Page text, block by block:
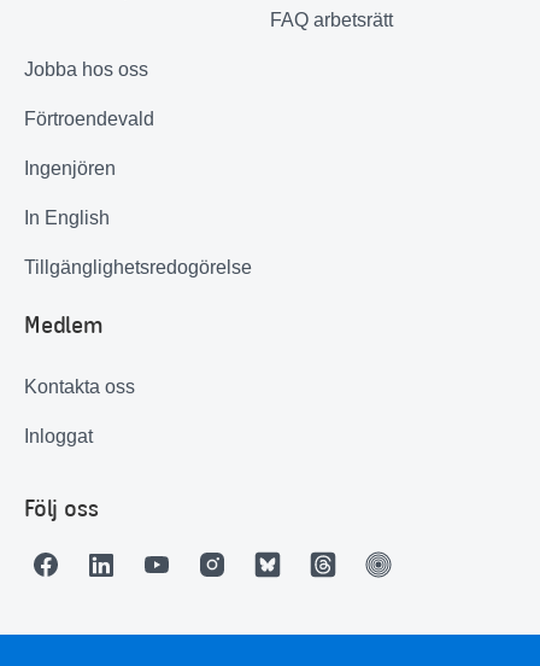
FAQ arbetsrätt
Jobba hos oss
Förtroendevald
Ingenjören
In English
Tillgänglighetsredogörelse
Medlem
Kontakta oss
Inloggat
Följ oss